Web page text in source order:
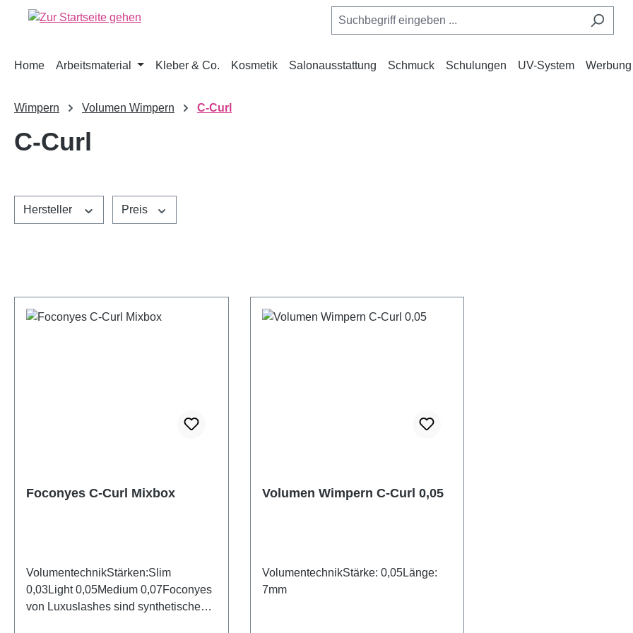
Zur Hauptnavigation springen
Home Arbeitsmaterial Kleber & Co. Kosmetik Salonausstattung Schmuck Schulungen UV-System Werbung
Wimpern Volumen Wimpern C-Curl
C-Curl
Hersteller Preis
Foconyes C-Curl Mixbox
VolumentechnikStärken:Slim
0,03Light 0,05Medium 0,07Foconyes
von Luxuslashes sind synthetische
Volumen Wimpern C-Curl 0,05
VolumentechnikStärke: 0,05Länge:
7mm